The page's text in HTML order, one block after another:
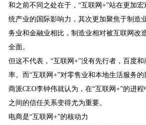
和之前不同之处在于，“互联网+”站在更加
统产业的国际影响力，其次更加聚焦于制造
务业和金融业相比，制造业相对被互联网改
全面。
但这不代表，“互联网+”没有先行者，百度
率。而“互联网+”对零售业和本地生活服务的
商派CEO李钟伟就认为，在“互联网+”的进
之间的信任关系变得尤为重要。
电商是“互联网+”的核动力